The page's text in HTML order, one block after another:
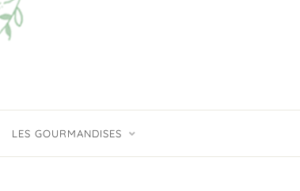
LES GOURMANDISES